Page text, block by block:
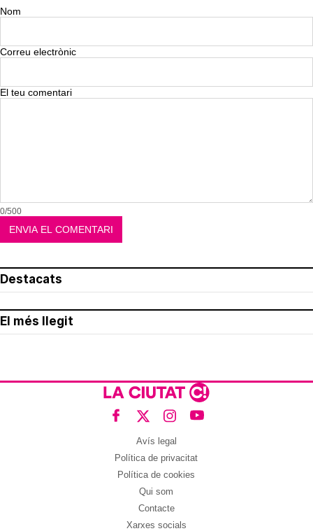
Nom
Correu electrònic
El teu comentari
0/500
Destacats
El més llegit
Avís legal
Política de privacitat
Política de cookies
Qui som
Contacte
Xarxes socials